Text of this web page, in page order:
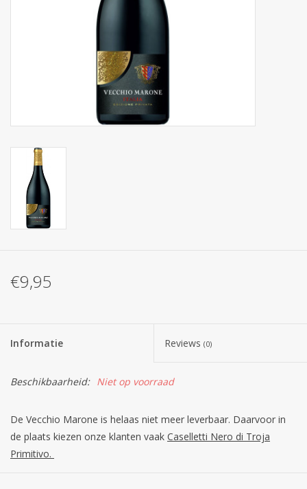
€9,95
Informatie Reviews (0)
Beschikbaarheid: Niet op voorraad
De Vecchio Marone is helaas niet meer leverbaar. Daarvoor in
de plaats kiezen onze klanten vaak Caselletti Nero di Troja
Primitivo.